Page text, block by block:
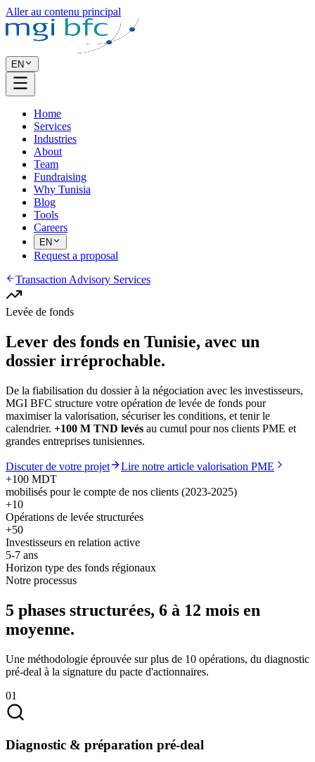
Aller au contenu principal
EN
Home
Services
Industries
About
Team
Fundraising
Why Tunisia
Blog
Tools
Careers
EN
Request a proposal
Transaction Advisory Services
Levée de fonds
Lever des fonds en Tunisie, avec un
dossier irréprochable.
De la fiabilisation du dossier à la négociation avec les investisseurs,
MGI BFC structure votre opération de levée de fonds pour
maximiser la valorisation, sécuriser les conditions, et tenir le
calendrier. +100 M TND levés au cumul pour nos clients PME et
grandes entreprises tunisiennes.
Discuter de votre projet
Lire notre article valorisation PME
+100 MDT
mobilisés pour le compte de nos clients (2023-2025)
+10
Opérations de levée structurées
+50
Investisseurs en relation active
5-7 ans
Horizon type des fonds régionaux
Notre processus
5 phases structurées, 6 à 12 mois en
moyenne.
Une méthodologie éprouvée sur plus de 10 opérations, du diagnostic
pré-deal à la signature du pacte d'actionnaires.
01
Diagnostic & préparation pré-deal